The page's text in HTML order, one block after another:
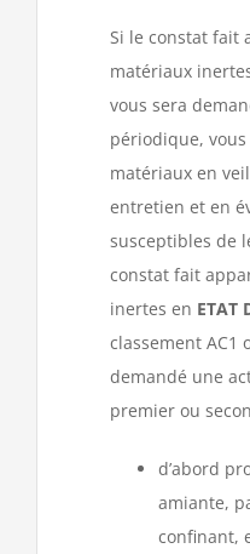
Si le constat fait
matériaux
vous sera
périodique,
matériaux en
entretien et en
susceptibles de
constat fait
inertes en ETAT
classement AC1
demandé une
premier ou
d’abord
amiante,
confinant,